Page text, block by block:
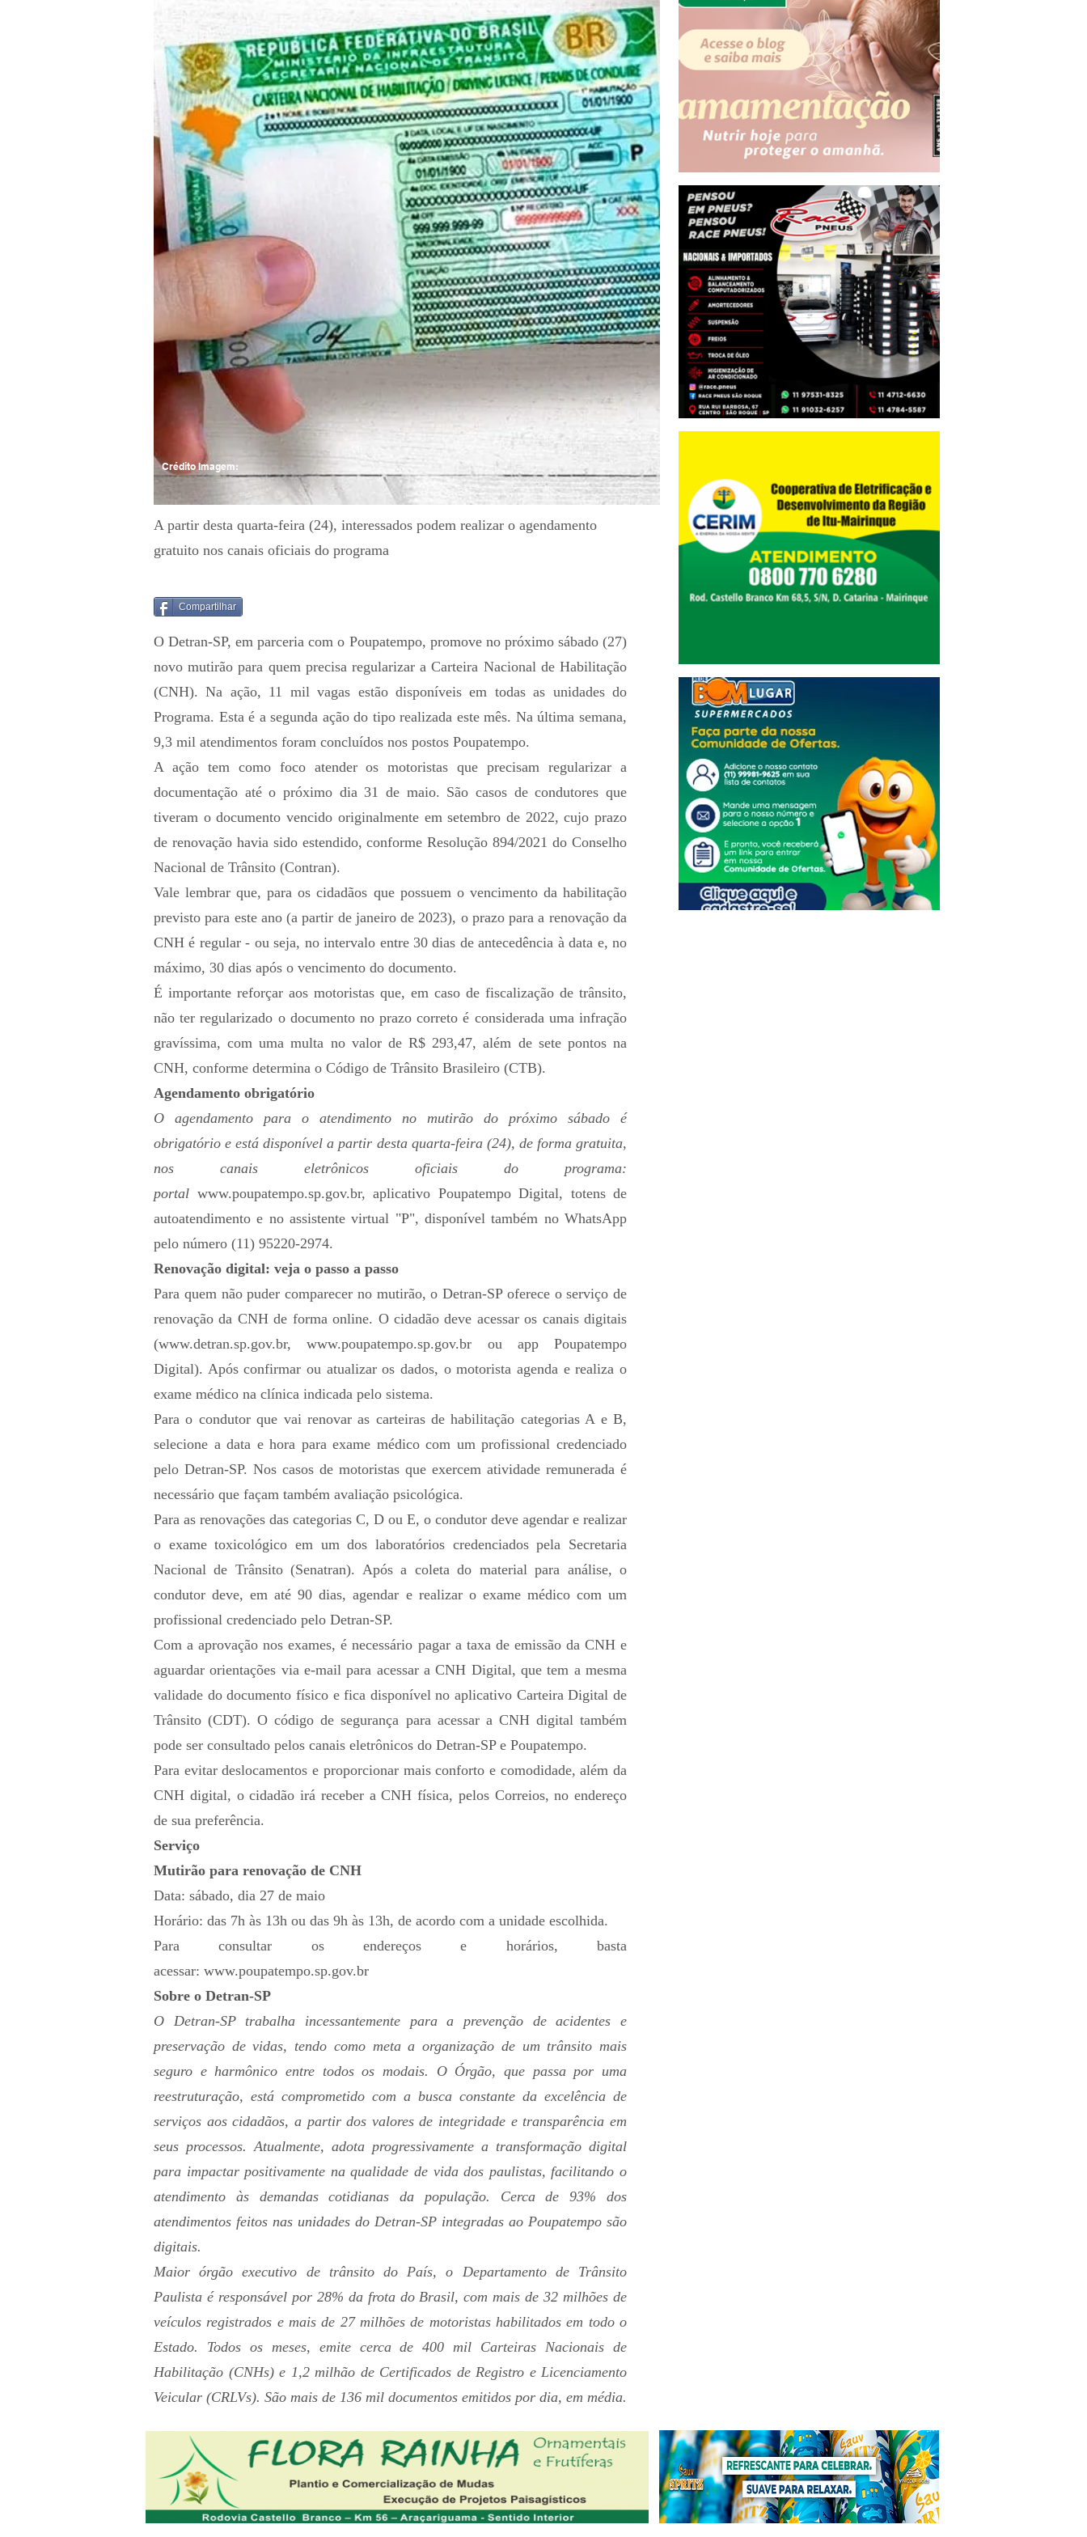
Crédito Imagem:
A partir desta quarta-feira (24), interessados podem realizar o agendamento
gratuito nos canais oficiais do programa
Compartilhar
O Detran-SP, em parceria com o Poupatempo, promove no próximo sábado (27)
novo mutirão para quem precisa regularizar a Carteira Nacional de Habilitação
(CNH). Na ação, 11 mil vagas estão disponíveis em todas as unidades do
Programa. Esta é a segunda ação do tipo realizada este mês. Na última semana,
9,3 mil atendimentos foram concluídos nos postos Poupatempo.
A ação tem como foco atender os motoristas que precisam regularizar a
documentação até o próximo dia 31 de maio. São casos de condutores que
tiveram o documento vencido originalmente em setembro de 2022, cujo prazo
de renovação havia sido estendido, conforme Resolução 894/2021 do Conselho
Nacional de Trânsito (Contran).
Vale lembrar que, para os cidadãos que possuem o vencimento da habilitação
previsto para este ano (a partir de janeiro de 2023), o prazo para a renovação da
CNH é regular - ou seja, no intervalo entre 30 dias de antecedência à data e, no
máximo, 30 dias após o vencimento do documento.
É importante reforçar aos motoristas que, em caso de fiscalização de trânsito,
não ter regularizado o documento no prazo correto é considerada uma infração
gravíssima, com uma multa no valor de R$ 293,47, além de sete pontos na
CNH, conforme determina o Código de Trânsito Brasileiro (CTB).
Agendamento obrigatório
O agendamento para o atendimento no mutirão do próximo sábado é
obrigatório e está disponível a partir desta quarta-feira (24), de forma gratuita,
nos canais eletrônicos oficiais do programa:
portal www.poupatempo.sp.gov.br, aplicativo Poupatempo Digital, totens de
autoatendimento e no assistente virtual "P", disponível também no WhatsApp
pelo número (11) 95220-2974.
Renovação digital: veja o passo a passo
Para quem não puder comparecer no mutirão, o Detran-SP oferece o serviço de
renovação da CNH de forma online. O cidadão deve acessar os canais digitais
(www.detran.sp.gov.br,www.poupatempo.sp.gov.br ou app Poupatempo
Digital). Após confirmar ou atualizar os dados, o motorista agenda e realiza o
exame médico na clínica indicada pelo sistema.
Para o condutor que vai renovar as carteiras de habilitação categorias A e B,
selecione a data e hora para exame médico com um profissional credenciado
pelo Detran-SP. Nos casos de motoristas que exercem atividade remunerada é
necessário que façam também avaliação psicológica.
Para as renovações das categorias C, D ou E, o condutor deve agendar e realizar
o exame toxicológico em um dos laboratórios credenciados pela Secretaria
Nacional de Trânsito (Senatran). Após a coleta do material para análise, o
condutor deve, em até 90 dias, agendar e realizar o exame médico com um
profissional credenciado pelo Detran-SP.
Com a aprovação nos exames, é necessário pagar a taxa de emissão da CNH e
aguardar orientações via e-mail para acessar a CNH Digital, que tem a mesma
validade do documento físico e fica disponível no aplicativo Carteira Digital de
Trânsito (CDT). O código de segurança para acessar a CNH digital também
pode ser consultado pelos canais eletrônicos do Detran-SP e Poupatempo.
Para evitar deslocamentos e proporcionar mais conforto e comodidade, além da
CNH digital, o cidadão irá receber a CNH física, pelos Correios, no endereço
de sua preferência.
Serviço
Mutirão para renovação de CNH
Data: sábado, dia 27 de maio
Horário: das 7h às 13h ou das 9h às 13h, de acordo com a unidade escolhida.
Para consultar os endereços e horários, basta
acessar: www.poupatempo.sp.gov.br
Sobre o Detran-SP
O Detran-SP trabalha incessantemente para a prevenção de acidentes e
preservação de vidas, tendo como meta a organização de um trânsito mais
seguro e harmônico entre todos os modais. O Órgão, que passa por uma
reestruturação, está comprometido com a busca constante da excelência de
serviços aos cidadãos, a partir dos valores de integridade e transparência em
seus processos. Atualmente, adota progressivamente a transformação digital
para impactar positivamente na qualidade de vida dos paulistas, facilitando o
atendimento às demandas cotidianas da população. Cerca de 93% dos
atendimentos feitos nas unidades do Detran-SP integradas ao Poupatempo são
digitais.
Maior órgão executivo de trânsito do País, o Departamento de Trânsito
Paulista é responsável por 28% da frota do Brasil, com mais de 32 milhões de
veículos registrados e mais de 27 milhões de motoristas habilitados em todo o
Estado. Todos os meses, emite cerca de 400 mil Carteiras Nacionais de
Habilitação (CNHs) e 1,2 milhão de Certificados de Registro e Licenciamento
Veicular (CRLVs). São mais de 136 mil documentos emitidos por dia, em média.